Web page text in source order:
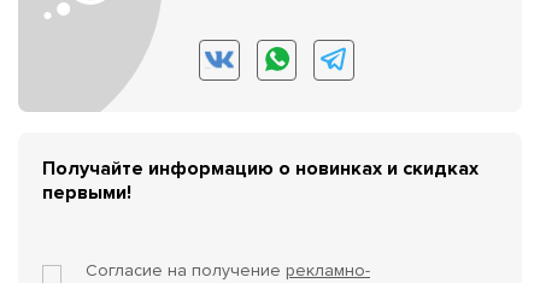
Получайте информацию о новинках и скидках
первыми!
Согласие на получение рекламно-